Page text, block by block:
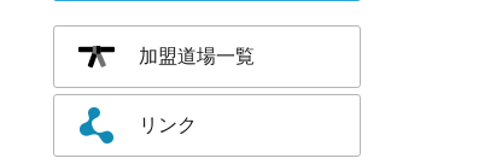
加盟道場一覧
リンク